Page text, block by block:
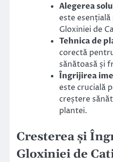
Alegerea
este
Gloxiniei de
Tehnica de
corectă
sănătoasă și
Îngrijirea
este crucială
creștere
plantei.
Cresterea și
Gloxiniei de